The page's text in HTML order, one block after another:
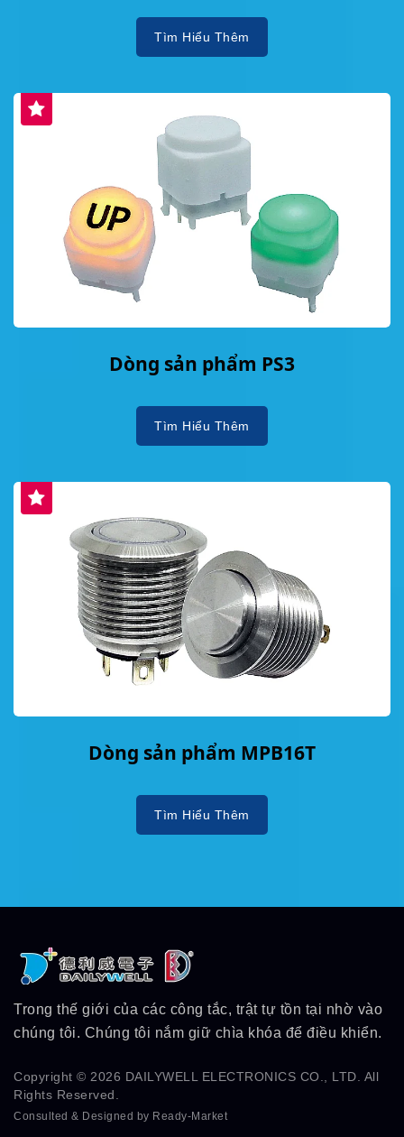
Tìm Hiểu Thêm
Dòng sản phẩm PS3
Tìm Hiểu Thêm
Dòng sản phẩm MPB16T
Tìm Hiểu Thêm
Trong thế giới của các công tắc, trật tự tồn tại nhờ vào
chúng tôi. Chúng tôi nắm giữ chìa khóa để điều khiển.
Copyright © 2026 DAILYWELL ELECTRONICS CO., LTD. All
Rights Reserved.
Consulted & Designed by Ready-Market